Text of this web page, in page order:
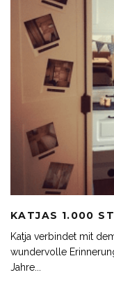
KATJAS 1.000
Katja verbindet mit
wundervolle
Jahre...